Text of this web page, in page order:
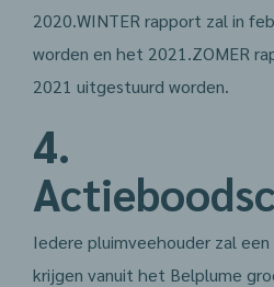
2020.WINTER rapport zal in
worden en het 2021.ZOMER
2021 uitgestuurd worden.
4.
Iedere pluimveehouder zal
krijgen vanuit het Belplume